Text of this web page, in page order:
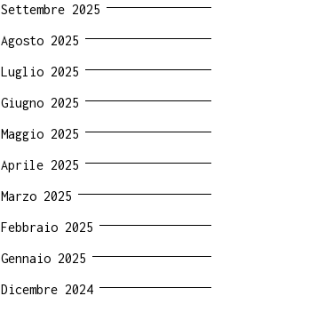
Settembre 2025
Agosto 2025
Luglio 2025
Giugno 2025
Maggio 2025
Aprile 2025
Marzo 2025
Febbraio 2025
Gennaio 2025
Dicembre 2024